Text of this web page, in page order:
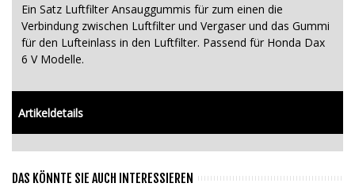
Ein Satz Luftfilter Ansauggummis für zum einen die
Verbindung zwischen Luftfilter und Vergaser und das Gummi
für den Lufteinlass in den Luftfilter. Passend für Honda Dax
6 V Modelle.
Artikeldetails
DAS KÖNNTE SIE AUCH INTERESSIEREN